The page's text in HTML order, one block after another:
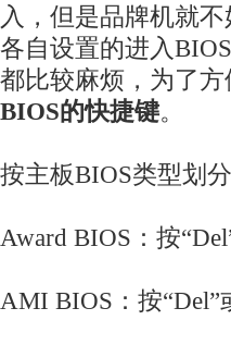
入，但是品牌机就
各自设置的进入
都比较麻烦，为了
BIOS的快捷键。
按主板BIOS类型划
Award BIOS：按
AMI BIOS：按“Del”